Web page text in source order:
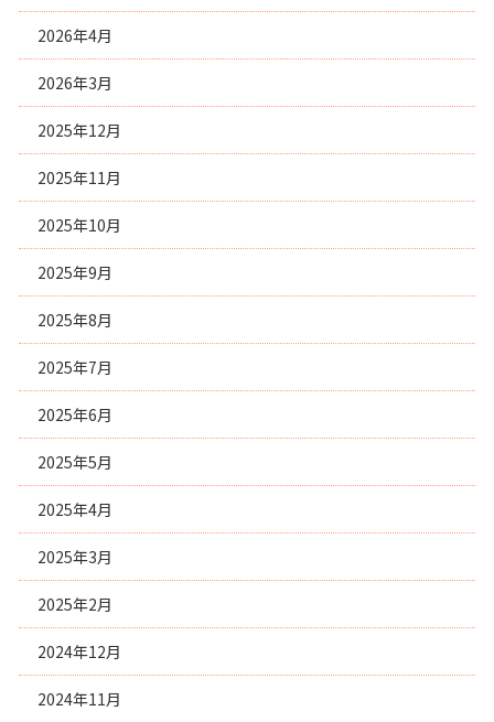
2026年4月
2026年3月
2025年12月
2025年11月
2025年10月
2025年9月
2025年8月
2025年7月
2025年6月
2025年5月
2025年4月
2025年3月
2025年2月
2024年12月
2024年11月